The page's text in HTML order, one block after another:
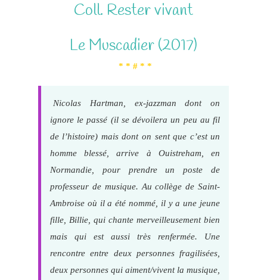
Coll. Rester vivant
Le Muscadier (2017)
* * # * *
Nicolas Hartman, ex-jazzman dont on
ignore le passé (il se dévoilera un peu au fil
de l’histoire) mais dont on sent que c’est un
homme blessé, arrive à Ouistreham, en
Normandie, pour prendre un poste de
professeur de musique. Au collège de Saint-
Ambroise où il a été nommé, il y a une jeune
fille, Billie, qui chante merveilleusement bien
mais qui est aussi très renfermée. Une
rencontre entre deux personnes fragilisées,
deux personnes qui aiment/vivent la musique,